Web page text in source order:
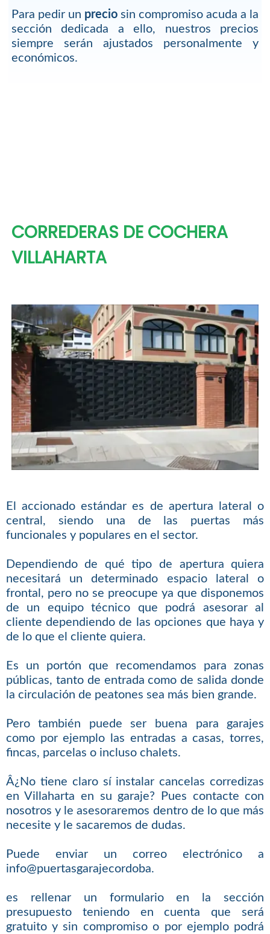
Para pedir un preciosin compromiso acuda a la
sección dedicada a ello, nuestros precios
siempre serán ajustados personalmente y
económicos.
CORREDERAS DE COCHERA
VILLAHARTA
El accionado estándar es de apertura lateral o
central, siendo una de las puertas más
funcionales y populares en el sector.
Dependiendo de qué tipo de apertura quiera
necesitará un determinado espacio lateral o
frontal, pero no se preocupe ya que disponemos
de un equipo técnico que podrá asesorar al
cliente dependiendo de las opciones que haya y
de lo que el cliente quiera.
Es un portón que recomendamos para zonas
públicas, tanto de entrada como de salida donde
la circulación de peatones sea más bien grande.
Pero también puede ser buena para garajes
como por ejemplo las entradas a casas, torres,
fincas, parcelas o incluso chalets.
Â¿No tiene claro sí instalar cancelas corredizas
en Villaharta en su garaje? Pues contacte con
nosotros y le asesoraremos dentro de lo que más
necesite y le sacaremos de dudas.
Puede enviar un correo electrónico a
info@puertasgarajecordoba.
es rellenar un formulario en la sección
presupuesto teniendo en cuenta que será
gratuito y sin compromiso o por ejemplo podrá